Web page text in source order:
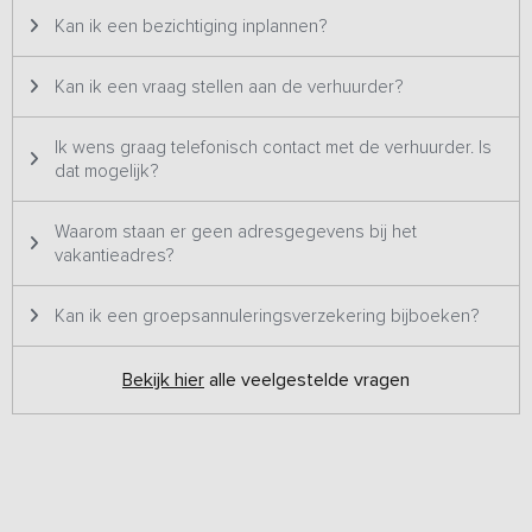
heeft een extra slaapkamer en in de badkamer een badkuip, om
ruimte.
Buiten
Het buitenterrein biedt volop mogelijkheden om te ontspannen en
het boerenleven van dichtbij te ervaren. Verspreid over het erf
vind je verschillende terrassen waar je op elk moment van de dag
van de zon kunt genieten. Vanuit de tuin kijk je uit op de
dichtbij mee te maken. Omdat het erf een actieve werkplek is waar
dagelijks met machines wordt gewerkt en dieren verzorgd worden,
met de omgeving. Het is goed om te weten dat de accommodatie
Kan ik een bezichtiging inplannen?
Kan ik een vraag stellen aan de verhuurder?
Ik wens graag telefonisch contact met de verhuurder. Is
dat mogelijk?
Waarom staan er geen adresgegevens bij het
vakantieadres?
Kan ik een groepsannuleringsverzekering bijboeken?
Bekijk hier alle veelgestelde vragen